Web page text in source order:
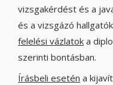
vizsgakérdést és a
és a vizsgázó
felelési vázlatok a
szerinti bontásban.
Írásbeli esetén a